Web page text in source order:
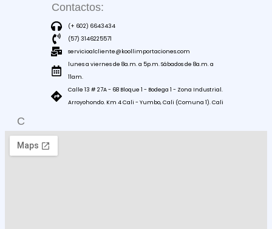
Contactos:
(+ 602) 6643434
(57) 3146225571
servicioalcliente@koollimportaciones.com
lunes a viernes de 8a.m. a 5p.m. Sábados de 8a.m. a
11am.
Calle 13 # 27A - 68 Bloque 1 - Bodega 1 - Zona Industrial.
Arroyohondo. Km 4 Cali - Yumbo, Cali (Comuna 1). Cali
C
O
M
O